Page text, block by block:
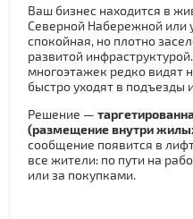
Реклама
в
лифтах
сектора
5
Кирова
Ваш бизнес находится в
Северной Набережной или
спокойная, но плотно
развитой
многоэтажек редко видят
быстро уходят в подъезды
Решение —
(размещение внутри
сообщение появится в
все жители: по пути на
или за покупками.